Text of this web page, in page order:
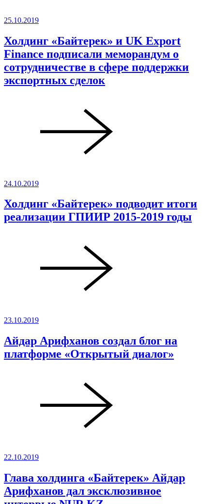
25.10.2019
Холдинг «Байтерек» и UK Export
Finance подписали меморандум о
сотрудничестве в сфере поддержки
экспортных сделок
24.10.2019
Холдинг «Байтерек» подводит итоги
реализации ГПИИР 2015-2019 годы
23.10.2019
Айдар Арифханов создал блог на
платформе «Открытый диалог»
22.10.2019
Глава холдинга «Байтерек» Айдар
Арифханов дал эксклюзивное